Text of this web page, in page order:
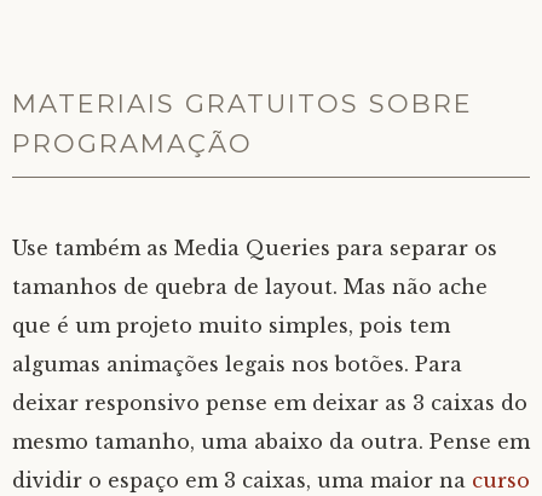
MATERIAIS GRATUITOS SOBRE
PROGRAMAÇÃO
Use também as Media Queries para separar os
tamanhos de quebra de layout. Mas não ache
que é um projeto muito simples, pois tem
algumas animações legais nos botões. Para
deixar responsivo pense em deixar as 3 caixas do
mesmo tamanho, uma abaixo da outra. Pense em
dividir o espaço em 3 caixas, uma maior na curso